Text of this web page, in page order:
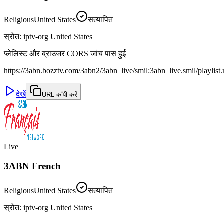
ReligiousUnited States
सत्यापित
स्रोत: iptv-org United States
प्लेलिस्ट और ब्राउजर CORS जांच पास हुई
https://3abn.bozztv.com/3abn2/3abn_live/smil:3abn_live.smil/
देखें URL कॉपी करें
Live
3ABN French
ReligiousUnited States
सत्यापित
स्रोत: iptv-org United States